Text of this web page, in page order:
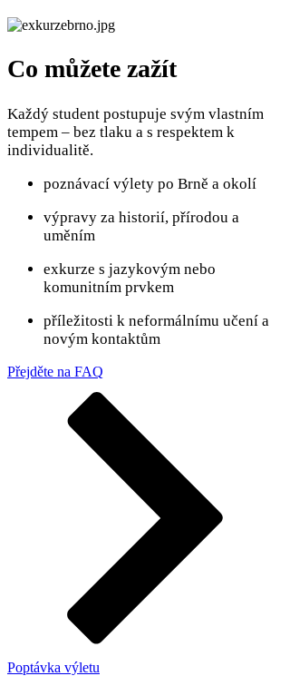
Co můžete zažít
Každý student postupuje svým vlastním
tempem – bez tlaku a s respektem k
individualitě.
poznávací výlety po Brně a okolí
výpravy za historií, přírodou a
uměním
exkurze s jazykovým nebo
komunitním prvkem
příležitosti k neformálnímu učení a
novým kontaktům
Přejděte na FAQ
Poptávka výletu